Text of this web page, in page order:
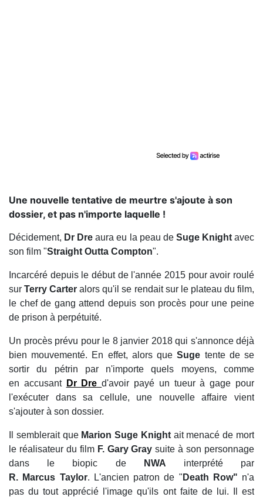
Une nouvelle tentative de meurtre s'ajoute à son
dossier, et pas n'importe laquelle !
Décidement, Dr Dre aura eu la peau de Suge Knightavec
son film "Straight Outta Compton".
Incarcéré depuis le début de l'année 2015 pour avoir roulé
surTerry Carteralors qu'il se rendait sur le plateau du film,
le chef de gang attend depuis son procès pour une peine
de prison à perpétuité.
Un procès prévu pour le 8 janvier 2018 qui s'annonce déjà
bien mouvementé. En effet, alors queSuge tente de se
sortir du pétrin par n'importe quels moyens, comme
en accusant Dr Dred'avoir payé un tueur à gage pour
l'exécuter dans sa cellule, une nouvelle affaire vient
s'ajouter à son dossier.
Il semblerait que Marion Suge Knightait menacé de mort
le réalisateur du film F. Gary Gray suite à son personnage
dans le biopic de
NWA interprété par
R. Marcus Taylor. L'ancien patron de " Death Row" n'a
pas du tout apprécié l'image qu'ils ont faite de lui. Il est